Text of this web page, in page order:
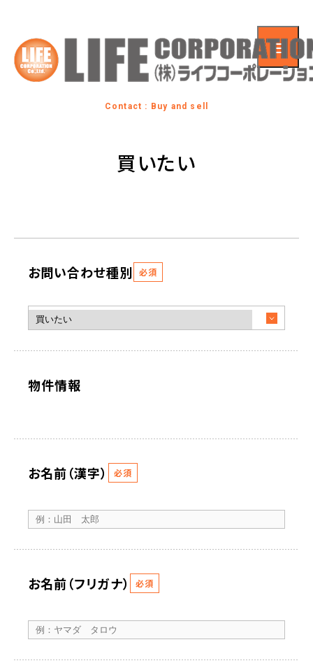
Contact : Buy and sell
買いたい
お問い合わせ種別 必須
物件情報
お名前（漢字） 必須
お名前（フリガナ） 必須